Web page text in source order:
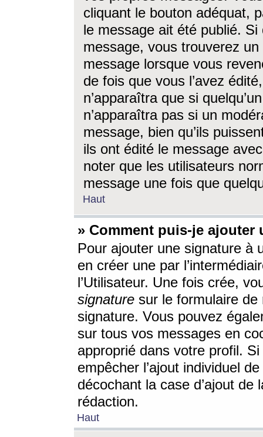
cliquant le bouton adéquat,
le message ait été publié. Si
message, vous trouverez
message lorsque vous
de fois que vous l’avez
n’apparaîtra que si
n’apparaîtra pas si un
message, bien qu’ils
ils ont édité le message
noter que les utilisateurs
message une fois que
Haut
» Comment puis-je ajouter
Pour ajouter une signature à
en créer une par
l’Utilisateur. Une fois crée,
signature sur le formulaire de
signature. Vous pouvez
sur tous vos messages en
approprié dans votre profil.
empêcher l’ajout individuel
décochant la case d’ajout
rédaction.
Haut